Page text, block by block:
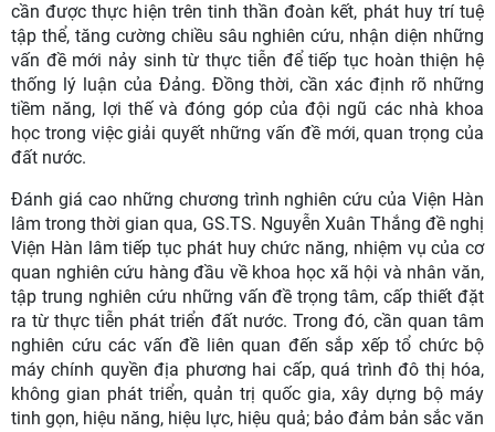
cần được thực hiện trên tinh thần đoàn kết, phát huy trí tuệ
tập thể, tăng cường chiều sâu nghiên cứu, nhận diện những
vấn đề mới nảy sinh từ thực tiễn để tiếp tục hoàn thiện hệ
thống lý luận của Đảng. Đồng thời, cần xác định rõ những
tiềm năng, lợi thế và đóng góp của đội ngũ các nhà khoa
học trong việc giải quyết những vấn đề mới, quan trọng của
đất nước.
Đánh giá cao những chương trình nghiên cứu của Viện Hàn
lâm trong thời gian qua, GS.TS. Nguyễn Xuân Thắng đề nghị
Viện Hàn lâm tiếp tục phát huy chức năng, nhiệm vụ của cơ
quan nghiên cứu hàng đầu về khoa học xã hội và nhân văn,
tập trung nghiên cứu những vấn đề trọng tâm, cấp thiết đặt
ra từ thực tiễn phát triển đất nước. Trong đó, cần quan tâm
nghiên cứu các vấn đề liên quan đến sắp xếp tổ chức bộ
máy chính quyền địa phương hai cấp, quá trình đô thị hóa,
không gian phát triển, quản trị quốc gia, xây dựng bộ máy
tinh gọn, hiệu năng, hiệu lực, hiệu quả; bảo đảm bản sắc văn